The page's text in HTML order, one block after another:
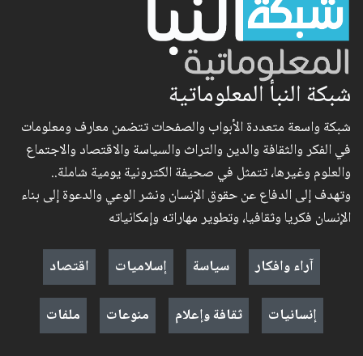
شبكة النبأ المعلوماتية
شبكة واسعة متعددة الأبواب والصفحات تتضمن معارف ومعلومات
في الفكر والثقافة والدين والتراث والسياسة والاقتصاد والاجتماع
والعلوم وغيرها، تتمثل في صحيفة الكترونية يومية شاملة..
وتهدف إلى الدفاع عن حقوق الإنسان ونشر الوعي والدعوة إلى بناء
الإنسان فكريا وثقافيا، وتطوير مهاراته وإمكانياته
آراء وافكار
سياسة إسلاميات
اقتصاد
إنسانيات
ثقافة وإعلام منوعات ملفات